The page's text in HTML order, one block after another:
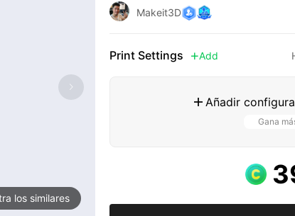
los similares
Makeit3D
Print Settings Add
 Añadir
Gana